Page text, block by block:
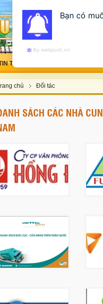
TỨC
chủ Đối tác
SÁCH CÁC NHÀ
Bạn có
By webpush.vn